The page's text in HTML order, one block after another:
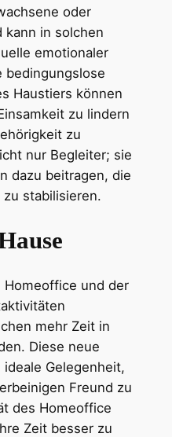
oder
kann in solchen
emotionaler
bedingungslose
Haustiers können
zu lindern
zu
nur Begleiter; sie
dazu beitragen, die
stabilisieren.
Homeoffice und der
mehr Zeit in
Diese neue
Gelegenheit,
Freund zu
des Homeoffice
Zeit besser zu